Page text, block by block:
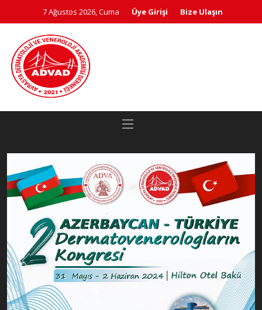
7 Ağustos 2026, Cuma Üye Girişi Bize Ulaşın
Previous Next